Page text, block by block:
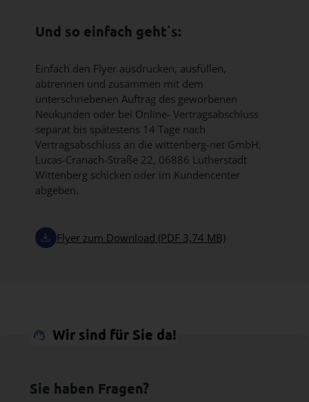
Und so einfach geht`s:
Einfach den Flyer ausdrucken, ausfüllen,
abtrennen und zusammen mit dem
unterschriebenen Auftrag des geworbenen
Neukunden oder bei Online- Vertragsabschluss
separat bis spätestens 14 Tage nach
Vertragsabschluss an die wittenberg-net GmbH,
Lucas-Cranach-Straße 22, 06886 Lutherstadt
Wittenberg schicken oder im Kundencenter
abgeben.
Flyer zum Download (PDF 3,74 MB)
Wir sind für Sie da!
Sie haben Fragen?